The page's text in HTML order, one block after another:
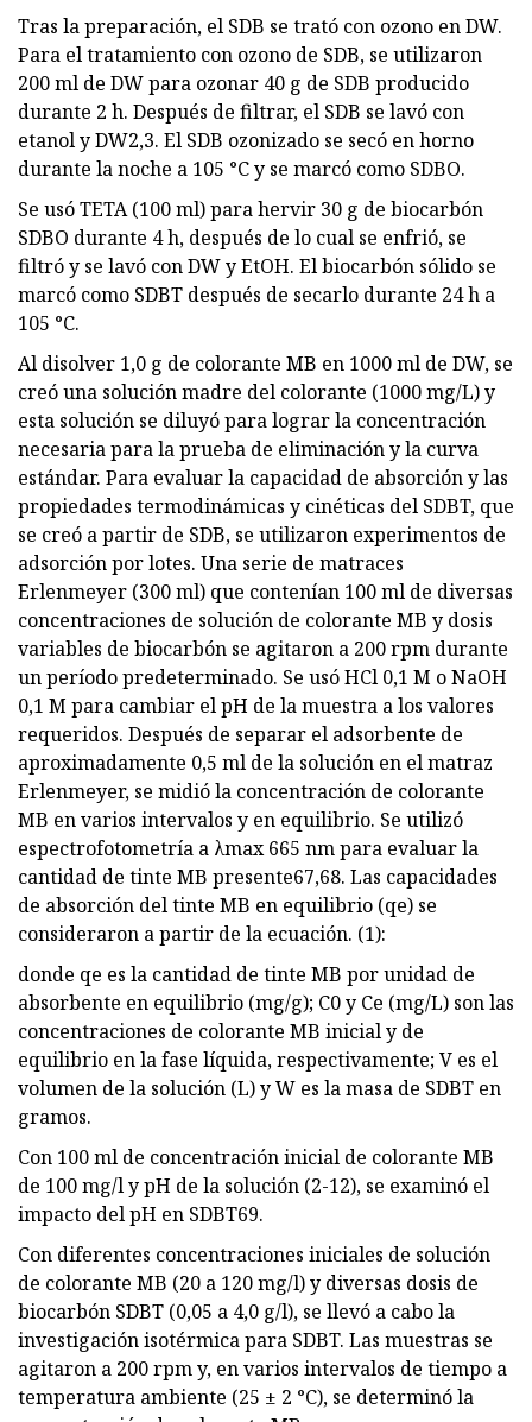
Tras la preparación, el SDB se trató con ozono en DW.
Para el tratamiento con ozono de SDB, se utilizaron
200 ml de DW para ozonar 40 g de SDB producido
durante 2 h. Después de filtrar, el SDB se lavó con
etanol y DW2,3. El SDB ozonizado se secó en horno
durante la noche a 105 °C y se marcó como SDBO.
Se usó TETA (100 ml) para hervir 30 g de biocarbón
SDBO durante 4 h, después de lo cual se enfrió, se
filtró y se lavó con DW y EtOH. El biocarbón sólido se
marcó como SDBT después de secarlo durante 24 h a
105 °C.
Al disolver 1,0 g de colorante MB en 1000 ml de DW, se
creó una solución madre del colorante (1000 mg/L) y
esta solución se diluyó para lograr la concentración
necesaria para la prueba de eliminación y la curva
estándar. Para evaluar la capacidad de absorción y las
propiedades termodinámicas y cinéticas del SDBT, que
se creó a partir de SDB, se utilizaron experimentos de
adsorción por lotes. Una serie de matraces
Erlenmeyer (300 ml) que contenían 100 ml de diversas
concentraciones de solución de colorante MB y dosis
variables de biocarbón se agitaron a 200 rpm durante
un período predeterminado. Se usó HCl 0,1 M o NaOH
0,1 M para cambiar el pH de la muestra a los valores
requeridos. Después de separar el adsorbente de
aproximadamente 0,5 ml de la solución en el matraz
Erlenmeyer, se midió la concentración de colorante
MB en varios intervalos y en equilibrio. Se utilizó
espectrofotometría a λmax 665 nm para evaluar la
cantidad de tinte MB presente67,68. Las capacidades
de absorción del tinte MB en equilibrio (qe) se
consideraron a partir de la ecuación. (1):
donde qe es la cantidad de tinte MB por unidad de
absorbente en equilibrio (mg/g); C0 y Ce (mg/L) son las
concentraciones de colorante MB inicial y de
equilibrio en la fase líquida, respectivamente; V es el
volumen de la solución (L) y W es la masa de SDBT en
gramos.
Con 100 ml de concentración inicial de colorante MB
de 100 mg/l y pH de la solución (2-12), se examinó el
impacto del pH en SDBT69.
Con diferentes concentraciones iniciales de solución
de colorante MB (20 a 120 mg/l) y diversas dosis de
biocarbón SDBT (0,05 a 4,0 g/l), se llevó a cabo la
investigación isotérmica para SDBT. Las muestras se
agitaron a 200 rpm y, en varios intervalos de tiempo a
temperatura ambiente (25 ± 2 °C), se determinó la